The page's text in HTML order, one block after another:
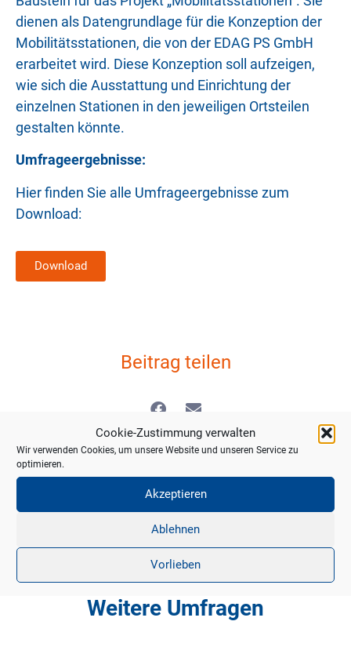
Cookie-Zustimmung verwalten
Wir verwenden Cookies, um unsere Website und unseren Service zu
optimieren.
Akzeptieren
Ablehnen
Vorlieben
dienen als Datengrundlage für die Konzeption der
Mobilitätsstationen, die von der EDAG PS GmbH
erarbeitet wird. Diese Konzeption soll aufzeigen,
wie sich die Ausstattung und Einrichtung der
einzelnen Stationen in den jeweiligen Ortsteilen
gestalten könnte.
Umfrageergebnisse:
Hier finden Sie alle Umfrageergebnisse zum
Download:
Download
Beitrag teilen
LETZTER BEITRAG
Smart City Eichenzell zum Anfassen
NÄCHSTER BEITRAG
Smart City-Konvent 2022
Weitere Umfragen